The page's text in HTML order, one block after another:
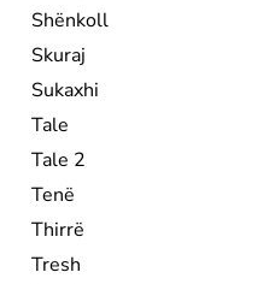
Shënkoll
Skuraj
Sukaxhi
Tale
Tale 2
Tenë
Thirrë
Tresh